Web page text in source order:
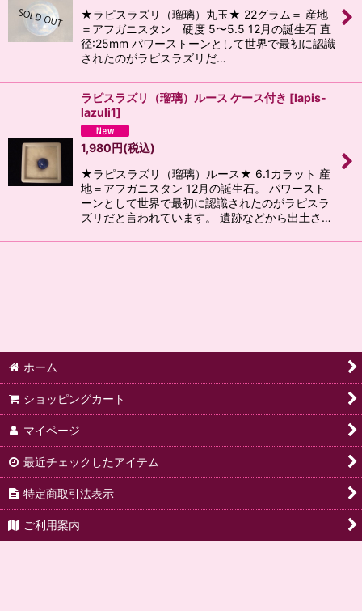
★ラピスラズリ（瑠璃）丸玉★ 22グラム＝ 産地
＝アフガニスタン 硬度 5〜5.5 12月の誕生石 直
径:25mm パワーストーンとして世界で最初に認識
されたのがラピスラズリだ…
ラピスラズリ（瑠璃）ルース ケース付き [lapis-
lazuli1]
1,980円(税込)
★ラピスラズリ（瑠璃）ルース★ 6.1カラット 産
地＝アフガニスタン 12月の誕生石。 パワースト
ーンとして世界で最初に認識されたのがラピスラ
ズリだと言われています。 遺跡などから出土さ…
ホーム
ショッピングカート
マイページ
最近チェックしたアイテム
特定商取引法表示
ご利用案内